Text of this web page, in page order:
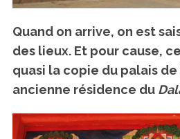
Quand on arrive, on est
des lieux. Et pour cause,
quasi la copie du palais de
ancienne résidence du